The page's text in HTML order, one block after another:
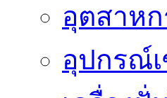
อุตสาหก
อุปกรณ์